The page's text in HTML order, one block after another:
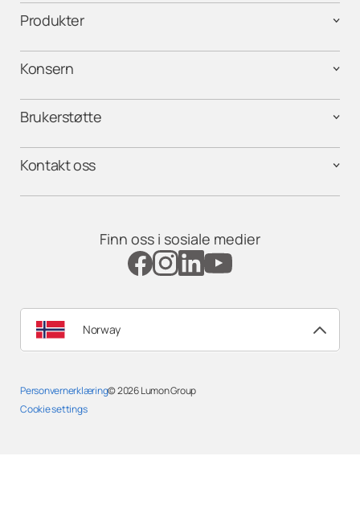
Produkter
Konsern
Brukerstøtte
Kontakt oss
Finn oss i sosiale medier
Norway
Personvernerklæring
Cookie settings
© 2026Lumon Group